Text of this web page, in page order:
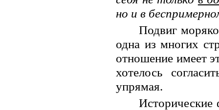
но и в
Подвиг
одна из многих
отношение имеет
хотелось
упрямая.
Исторические